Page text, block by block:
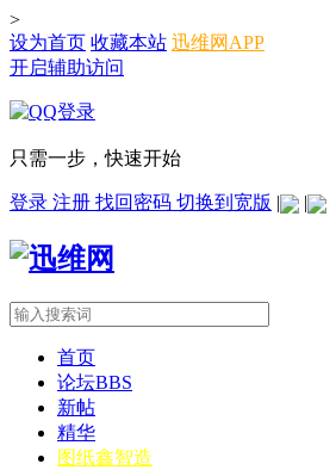
>
设为首页 收藏本站 迅维网APP
开启辅助访问
只需一步，快速开始
登录 注册 找回密码 切换到宽版 | |
首页
论坛BBS
新帖
精华
图纸鑫智造